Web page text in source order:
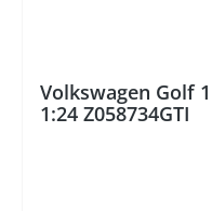
Volkswagen Golf
1:24 Z058734GTI